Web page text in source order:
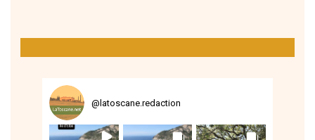
@latoscane.redaction